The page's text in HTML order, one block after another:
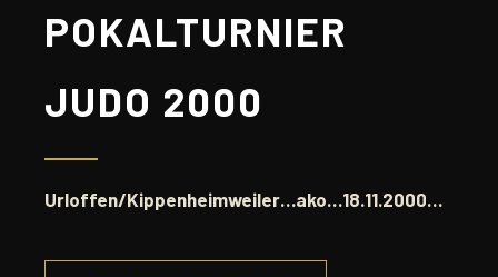
POKALTURNIER
JUDO 2000
Urloffen/Kippenheimweiler…ako…18.11.2000…